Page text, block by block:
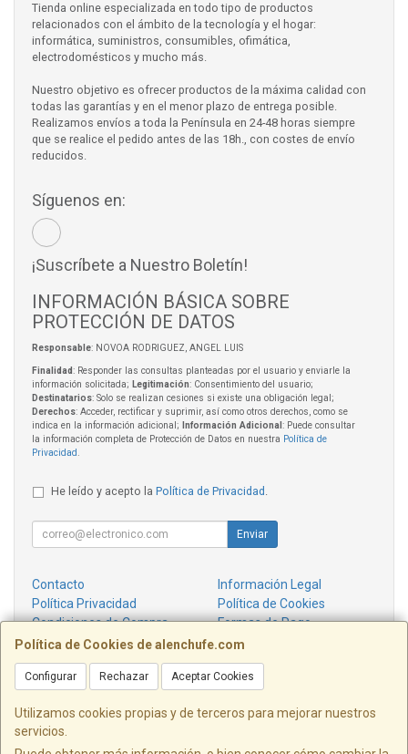
Política de Cookies de alenchufe.com
Configurar Rechazar Aceptar Cookies
Utilizamos cookies propias y de terceros para mejorar nuestros
servicios.
Tienda online especializada en todo tipo de productos
relacionados con el ámbito de la tecnología y el hogar:
informática, suministros, consumibles, ofimática,
electrodomésticos y mucho más.
Nuestro objetivo es ofrecer productos de la máxima calidad con
todas las garantías y en el menor plazo de entrega posible.
Realizamos envíos a toda la Península en 24-48 horas siempre
que se realice el pedido antes de las 18h., con costes de envío
reducidos.
Síguenos en:
¡Suscríbete a Nuestro Boletín!
INFORMACIÓN BÁSICA SOBRE
PROTECCIÓN DE DATOS
Responsable: NOVOA RODRIGUEZ, ANGEL LUIS
Finalidad: Responder las consultas planteadas por el usuario y enviarle la
información solicitada; Legitimación: Consentimiento del usuario;
Destinatarios: Solo se realizan cesiones si existe una obligación legal;
Derechos: Acceder, rectificar y suprimir, así como otros derechos, como se
indica en la información adicional;
Información Adicional : Puede consultar
la información completa de Protección de Datos en nuestra Política de
Privacidad .
He leído y acepto la Política de Privacidad .
Enviar
Contacto
Información Legal
Política Privacidad
Política de Cookies
Condiciones de Compra
Formas de Pago
¿Quienes Somos?
Contacto
info@alenchufe.com